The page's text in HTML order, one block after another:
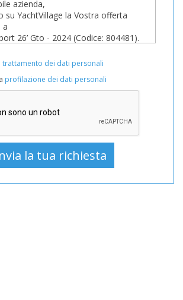
Barche,
Barca
In
Barche
motore
In
vendita,
Barca
trattamento dei dati personali
profilazione dei dati personali